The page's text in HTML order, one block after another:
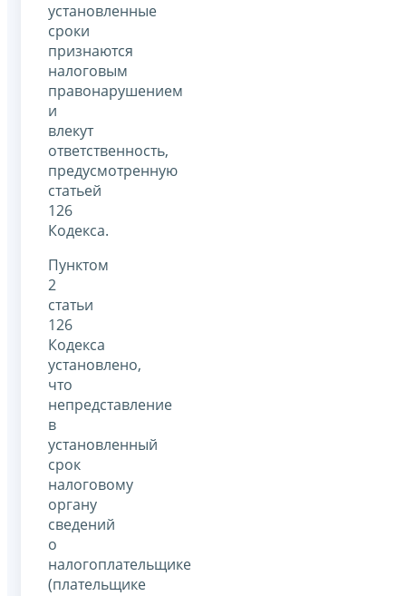
установленные
сроки
признаются
налоговым
правонарушением
и
влекут
ответственность,
предусмотренную
статьей
126
Кодекса.
Пунктом
2
статьи
126
Кодекса
установлено,
что
непредставление
в
установленный
срок
налоговому
органу
сведений
о
налогоплательщике
(плательщике